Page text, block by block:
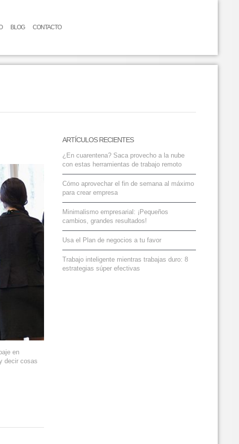
BLOG CONTACTO
en
decir cosas
ARTÍCULOS RECIENTES
¿En cuarentena? Saca provecho a la nube
con estas herramientas de trabajo remoto
Cómo aprovechar el fin de semana al máximo
para crear empresa
Minimalismo empresarial: ¡Pequeños
cambios, grandes resultados!
Usa el Plan de negocios a tu favor
Trabajo inteligente mientras trabajas duro: 8
estrategias súper efectivas